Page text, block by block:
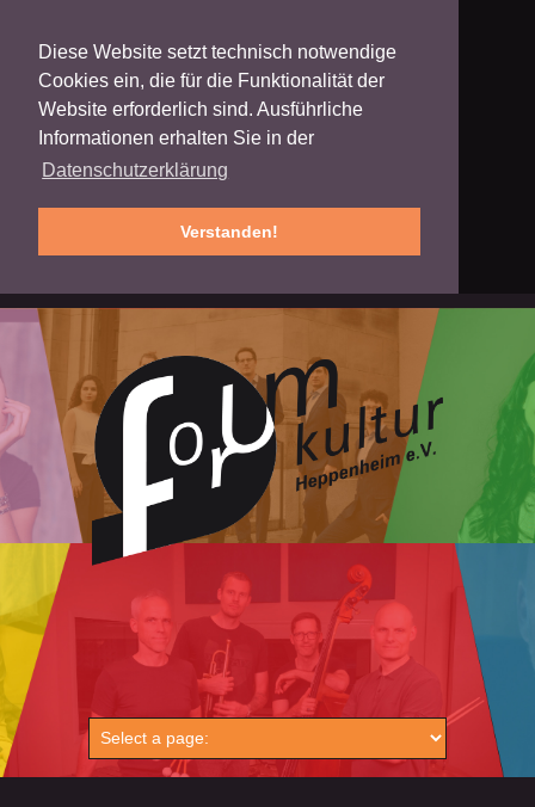
Diese Website setzt technisch notwendige
Cookies ein, die für die Funktionalität der
Website erforderlich sind. Ausführliche
Informationen erhalten Sie in der
Datenschutzerklärung
Verstanden!